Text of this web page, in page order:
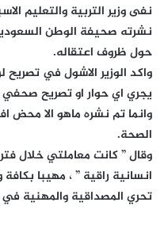
نفى وزير التربية والتعليم
نشرته صحيفة الوطن
حول ظروف اعتقاله.
واكد الوزير الاشول في تصريح
يجري اي حوار او تصريح صحفي
وانما تم نشره ماهو الا محض
الصحة.
وقال ” كانت معاملتي خلال
انسانية راقية ” ، مهيبا بكافة
تحري المصداقية والمهنية